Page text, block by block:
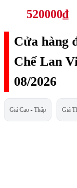
520000₫
Cửa hàng
Chế Lan
08/2026
Giá Cao - Thấp Giá